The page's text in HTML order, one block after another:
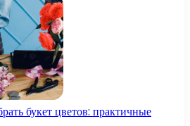
букет цветов: практичные